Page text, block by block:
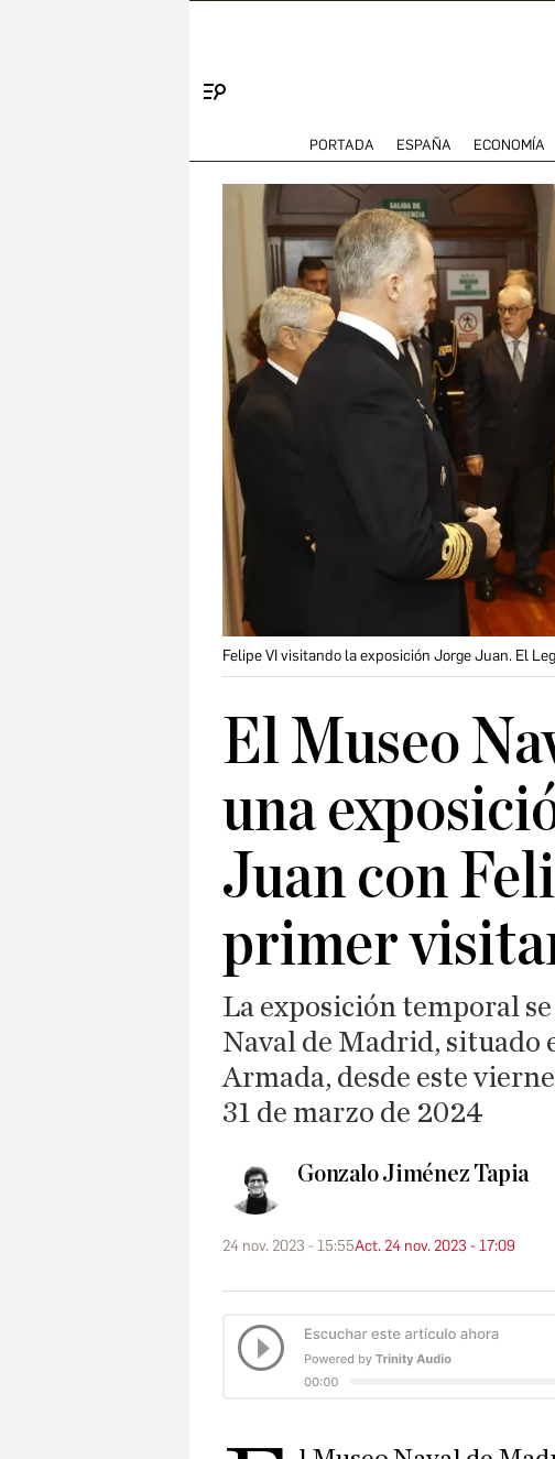
PORTADA ESPAÑA ECONOMÍA
Felipe VI visitando la exposición Jorge Juan. El
El Museo
una
Juan con
primer
La exposición temporal
Naval de Madrid, situado
Armada, desde este
31 de marzo de 2024
Gonzalo Jiménez Tapia
24 nov. 2023 - 15:55Act. 24 nov. 2023 - 17:09